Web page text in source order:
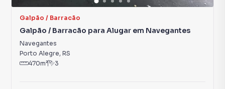
Galpão / Barracão
Galpão / Barracão para Alugar em Navegantes
Navegantes
Porto Alegre, RS
470m² 3